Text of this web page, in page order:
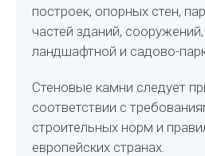
построек, опорных стен,
частей зданий,
ландшафтной и садово-
Стеновые камни следует
соответствии с
строительных норм и
европейских странах.